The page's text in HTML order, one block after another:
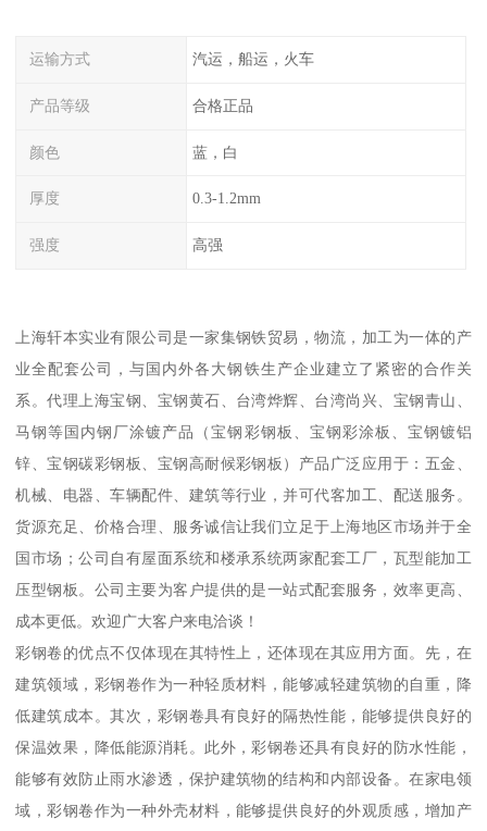
运输方式 汽运，船运，火车
产品等级 合格正品
颜色 蓝，白
厚度 0.3-1.2mm
强度 高强
上海轩本实业有限公司是一家集钢铁贸易，物流，加工为一体的产
业全配套公司，与国内外各大钢铁生产企业建立了紧密的合作关
系。代理上海宝钢、宝钢黄石、台湾烨辉、台湾尚兴、宝钢青山、
马钢等国内钢厂涂镀产品（宝钢彩钢板、宝钢彩涂板、宝钢镀铝
锌、宝钢碳彩钢板、宝钢高耐候彩钢板）产品广泛应用于：五金、
机械、电器、车辆配件、建筑等行业，并可代客加工、配送服务。
货源充足、价格合理、服务诚信让我们立足于上海地区市场并于全
国市场；公司自有屋面系统和楼承系统两家配套工厂，瓦型能加工
压型钢板。公司主要为客户提供的是一站式配套服务，效率更高、
成本更低。欢迎广大客户来电洽谈！
彩钢卷的优点不仅体现在其特性上，还体现在其应用方面。先，在
建筑领域，彩钢卷作为一种轻质材料，能够减轻建筑物的自重，降
低建筑成本。其次，彩钢卷具有良好的隔热性能，能够提供良好的
保温效果，降低能源消耗。此外，彩钢卷还具有良好的防水性能，
能够有效防止雨水渗透，保护建筑物的结构和内部设备。在家电领
域，彩钢卷作为一种外壳材料，能够提供良好的外观质感，增加产